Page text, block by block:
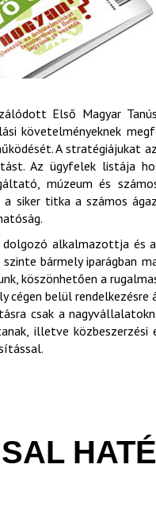
Első Magyar
követelményeknek
A
Az ügyfelek listája
múzeum és
siker titka a számos
alkalmazottja és
bármely iparágban
köszönhetően a
cégen belül rendelkezésre
csak a
illetve